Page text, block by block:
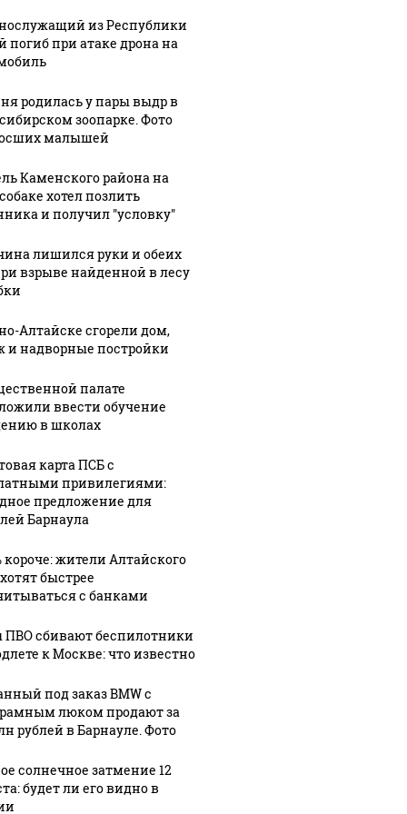
07 августа, 14:36
Нюансы
трудоустройства:
суд начал
по делу
депутата
АКЗС
из Республики
погиб при атаке дрона на
родилась у пары выдр в
зоопарке. Фото
малышей
Каменского района на
хотел позлить
и получил "условку"
лишился руки и обеих
взрыве найденной в лесу
Алтайске сгорели дом,
и надворные постройки
палате
ввести обучение
в школах
карта ПСБ с
привилегиями:
предложение для
Барнаула
короче: жители Алтайского
быстрее
с банками
сбивают беспилотники
к Москве: что известно
под заказ BMW с
люком продают за
рублей в Барнауле. Фото
солнечное затмение 12
будет ли его видно в